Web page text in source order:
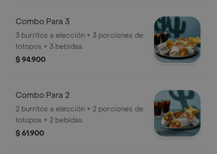
Combo Para 3
3 burritos a elección + 3 porciones de
totopos + 3 bebidas.
$ 94.900
Combo Para 2
2 burritos a elección + 2 porciones de
totopos + 2 bebidas.
$ 61.900